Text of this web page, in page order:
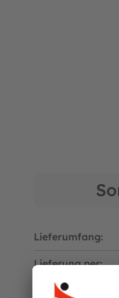
Lieferumfang:
Lieferung per:
Ersatzteilart: